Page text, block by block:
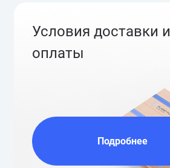
Условия доставки и
оплаты
Подробнее